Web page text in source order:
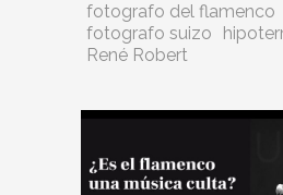
fotografo del flamenco
fotografo suizo
René Robert